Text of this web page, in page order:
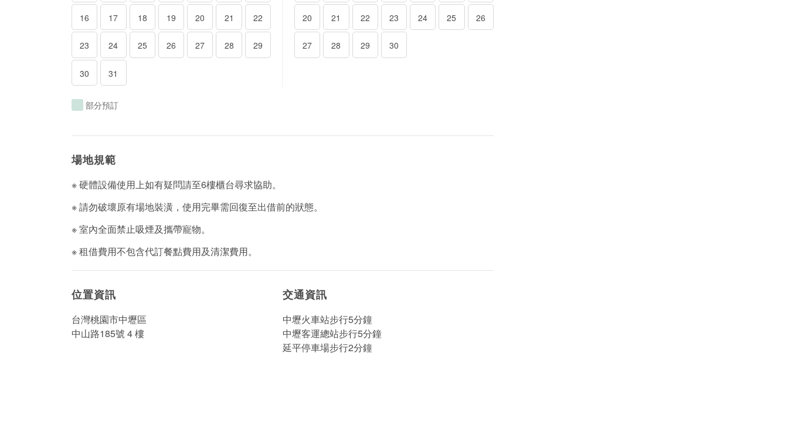
部分預訂
場地規範
※ 硬體設備使用上如有疑問請至6樓櫃台尋求協助。
※ 請勿破壞原有場地裝潢，使用完畢需回復至出借前的狀態。
※ 室內全面禁止吸煙及攜帶寵物。
※ 租借費用不包含代訂餐點費用及清潔費用。
位置資訊
台灣桃園市中壢區
中山路185號 4 樓
交通資訊
中壢火車站步行5分鐘
中壢客運總站步行5分鐘
延平停車場步行2分鐘